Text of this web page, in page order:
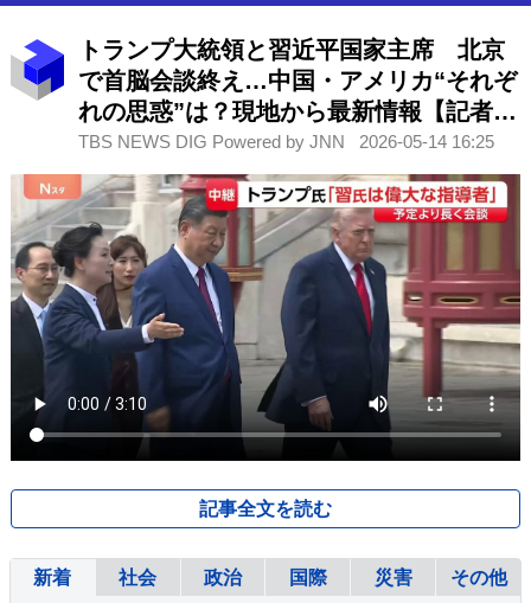
トランプ大統領と習近平国家主席 北京
で首脳会談終え…中国・アメリカ“それぞ
れの思惑”は？現地から最新情報【記者解
説】
TBS NEWS DIG Powered by JNN 2026-05-14 16:25
記事全文を読む
新着 社会 政治 国際 災害 その他